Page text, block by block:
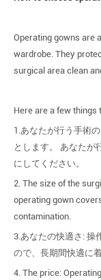
Operating gowns are
wardrobe. They
surgical area clean
Here are a few things
1.あなたが行う手術
とします。 あなたが
にしてください。
2. The size of the
operating gown
contamination.
3.あなたの快適さ: 操
ので、長期間快適に
4. The price: